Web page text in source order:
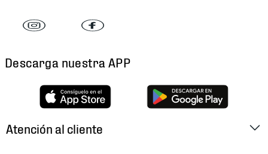
Descarga nuestra APP
Atención al cliente